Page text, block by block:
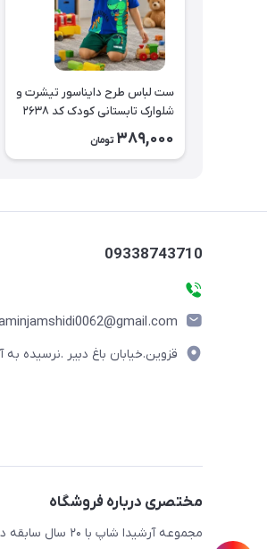
ست لباس طرح دایناسور تیشرت و
شلوارک تابستانی کودک کد ۲۶۳۸
389,000 تومان
09338743710
قزوین.خیابان باغ دبیر .نرسیده
مختصری درباره فروشگاه
مجموعه